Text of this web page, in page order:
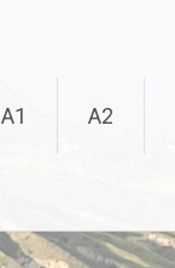
A1 A2